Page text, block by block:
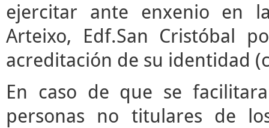
ejercitar ante enxenio en
Arteixo, Edf.San Cristóbal
acreditación de su identidad
En caso de que se
personas no titulares de